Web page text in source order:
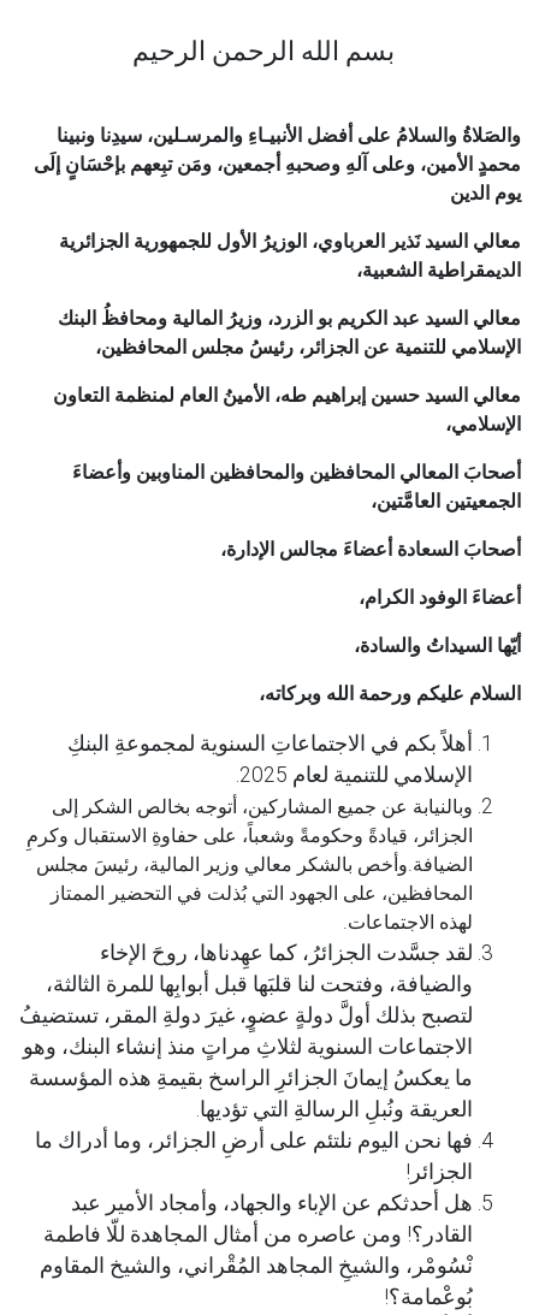
بسم الله الرحمن الرحيم
والصَلاةُ والسلامُ على أفضل الأنبيـاءِ والمرسـلين، سيدِنا ونبينا
محمدٍ الأمين، وعلى آلهِ وصحبهِ أجمعين، ومَن تبِعهم بإحْسَانٍ إلَى
يوم الدين
معالي السيد نَذير العرباوي، الوزيرُ الأول للجمهورية الجزائرية
الديمقراطية الشعبية،
معالي السيد عبد الكريم بو الزرد، وزيرُ المالية ومحافظُ البنك
الإسلامي للتنمية عن الجزائر، رئيسُ مجلس المحافظين،
معالي السيد حسين إبراهيم طه، الأمينُ العام لمنظمة التعاون
الإسلامي،
أصحابَ المعالي المحافظين والمحافظين المناوبين وأعضاءَ
الجمعيتين العامَّتين،
أصحابَ السعادة أعضاءَ مجالس الإدارة،
أعضاءَ الوفود الكرام،
أيّها السيداتُ والسادة،
السلام عليكم ورحمة الله وبركاته،
أهلاً بكم في الاجتماعاتِ السنوية لمجموعةِ البنكِ
الإسلامي للتنمية لعام 2025.
وبالنيابة عن جميع المشاركين، أتوجه بخالص الشكر إلى
الجزائر، قيادةً وحكومةً وشعباً، على حفاوةِ الاستقبال وكرمِ
الضيافة.وأخص بالشكر معالي وزير المالية، رئيسَ مجلس
المحافظين، على الجهود التي بُذلت في التحضير الممتاز
لهذه الاجتماعات.
لقد جسَّدت الجزائرُ، كما عهِدناها، روحَ الإخاء
والضيافة، وفتحت لنا قلبَها قبل أبوابِها للمرة الثالثة،
لتصبح بذلك أولَّ دولةٍ عضوٍ، غيرَ دولةِ المقر، تستضيفُ
الاجتماعات السنوية لثلاثِ مراتٍ منذ إنشاء البنك، وهو
ما يعكسُ إيمانَ الجزائرِ الراسخ بقيمةِ هذه المؤسسة
العريقة ونُبلِ الرسالةِ التي تؤديها.
فها نحن اليوم نلتئم على أرضِ الجزائر، وما أدراك ما
الجزائر!
هل أحدثكم عن الإباء والجهاد، وأمجاد الأمير عبد
القادر؟! ومن عاصره من أمثال المجاهدة للّا فاطمة
نْسُومْر، والشيخِ المجاهد المُقْراني، والشيخ المقاوم
بُوعْمامة؟!